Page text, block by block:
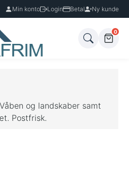
Min konto Login Betal Ny kunde
0
og landskaber samt
Postfrisk.